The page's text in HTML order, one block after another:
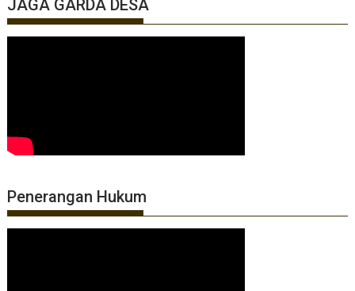
JAGA GARDA DESA
Penerangan Hukum